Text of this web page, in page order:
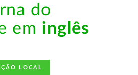
do
em inglês
LOCAL